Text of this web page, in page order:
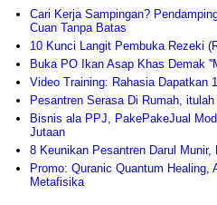
Cari Kerja Sampingan?
Cuan Tanpa Batas
10 Kunci Langit Pembuka Rezeki
Buka PO Ikan Asap Khas Demak
Video Training: Rahasia Dapatkan
Pesantren Serasa Di Rumah,
Bisnis ala PPJ, PakePakeJual
Jutaan
8 Keunikan Pesantren Darul Munir,
Promo: Quranic Quantum
Metafisika